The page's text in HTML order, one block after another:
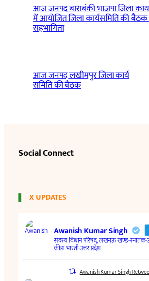
आज जनपद बाराबंकी भाजपा जिला
में आयोजित जिला कार्यसमिति की
सहभागिता
आज जनपद लखीमपुर जिला कार्य
समिति की बैठक
Social Connect
X UPDATES